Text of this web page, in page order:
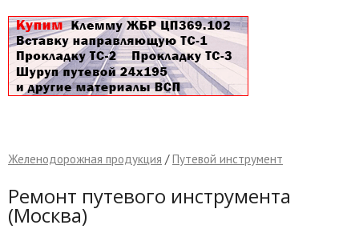
Желенодорожная продукция /Путевой инструмент
Ремонт путевого инструмента
(Москва)